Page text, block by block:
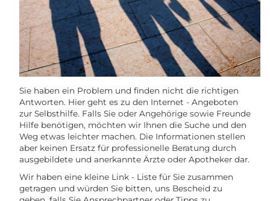
Sie haben ein Problem und finden nicht die richtigen
Antworten. Hier geht es zu den Internet - Angeboten
zur Selbsthilfe. Falls Sie oder Angehörige sowie Freunde
Hilfe benötigen, möchten wir Ihnen die Suche und den
Weg etwas leichter machen. Die Informationen stellen
aber keinen Ersatz für professionelle Beratung durch
ausgebildete und anerkannte Ärzte oder Apotheker dar.
Wir haben eine kleine Link - Liste für Sie zusammen
getragen und würden Sie bitten, uns Bescheid zu